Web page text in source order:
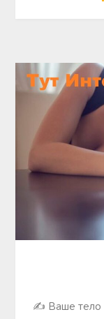
✍ Ваше тело